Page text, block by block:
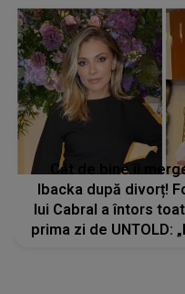
Cât de bine îi
Ibacka după divorț!
lui Cabral a întors
prima zi de UNTOLD: